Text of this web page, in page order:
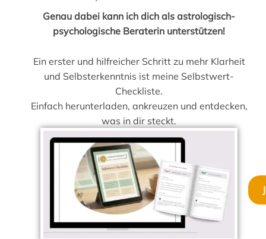
Genau dabei kann ich dich als astrologisch-
psychologische Beraterin unterstützen!
Ein erster und hilfreicher Schritt zu mehr Klarheit
und Selbsterkenntnis ist meine Selbstwert-
Checkliste.
Einfach herunterladen, ankreuzen und entdecken,
was in dir steckt.